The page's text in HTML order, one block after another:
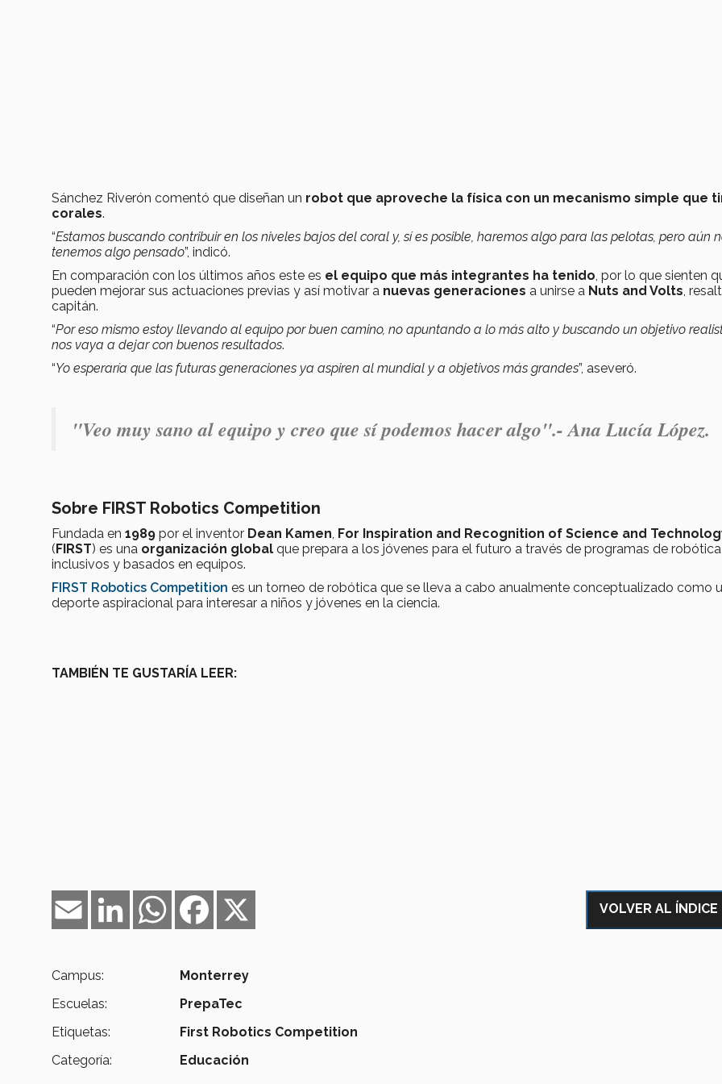
Sánchez Riverón comentó que diseñan un robot que aproveche la física con un mecanismo simple que
corales.
“Estamos buscando contribuir en los niveles bajos del coral y, sí es posible, haremos algo para las pelotas, pero aún
tenemos algo pensado”, indicó.
En comparación con los últimos años este es el equipo que más integrantes ha tenido, por lo que sienten
pueden mejorar sus actuaciones previas y así motivar a nuevas generaciones a unirse a Nuts and Volts,
capitán.
“Por eso mismo estoy llevando al equipo por buen camino, no apuntando a lo más alto y buscando un objetivo
nos vaya a dejar con buenos resultados.
“Yo esperaría que las futuras generaciones ya aspiren al mundial y a objetivos más grandes”, aseveró.
"Veo muy sano al equipo y creo que sí podemos hacer algo".- Ana Lucía López.
Sobre FIRST Robotics Competition
Fundada en 1989 por el inventor Dean Kamen, For Inspiration and Recognition of Science and
(FIRST) es una organización global que prepara a los jóvenes para el futuro a través de programas de robótica
inclusivos y basados en equipos.
FIRST Robotics Competition es un torneo de robótica que se lleva a cabo anualmente conceptualizado como
deporte aspiracional para interesar a niños y jóvenes en la ciencia.
TAMBIÉN TE GUSTARÍA LEER:
Facebook
WhatsApp
LinkedIn
Email
VOLVER AL ÍNDICE
Campus:
Monterrey
Escuelas:
PrepaTec
Etiquetas:
First Robotics Competition
Categoría:
Educación